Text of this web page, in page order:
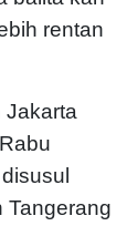
rentan
Jakarta
Tangerang